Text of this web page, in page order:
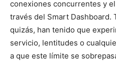
conexiones concurrentes y
través del Smart Dashboard.
quizás, han tenido que
servicio, lentitudes o
a que este límite se